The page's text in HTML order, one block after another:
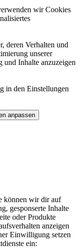
wir Cookies
deren Verhalten und
unserer
und Inhalte anzuzeigen
in den Einstellungen
anpassen
können wir dir auf
gesponserte Inhalte
oder Produkte
anzeigen
Einwilligung setzen
ein: